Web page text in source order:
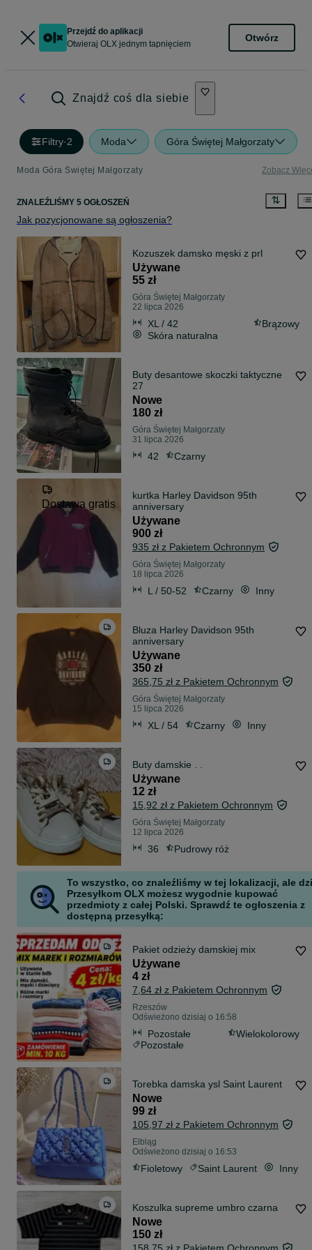
Przejdź do aplikacji
Otwieraj OLX jednym tapnięciem
Otwórz
Znajdź coś dla siebie
Filtry·2 Moda Góra Świętej Małgorzaty
Moda Góra Świętej Małgorzaty Zobacz
ZNALEŹLIŚMY 5 OGŁOSZEŃ
Jak pozycjonowane są ogłoszenia?
Kozuszek damsko męski z prl
Używane
55 zł
Góra Świętej Małgorzaty
22 lipca 2026
XL / 42
Brązowy
Skóra naturalna
Buty desantowe skoczki taktyczne
27
Nowe
180 zł
Góra Świętej Małgorzaty
31 lipca 2026
42 Czarny
Dostawa gratis
kurtka Harley Davidson 95th
anniversary
Używane
900 zł
935 zł z Pakietem Ochronnym
Góra Świętej Małgorzaty
18 lipca 2026
L / 50-52 Czarny Inny
Bluza Harley Davidson 95th
anniversary
Używane
350 zł
365,75 zł z Pakietem Ochronnym
Góra Świętej Małgorzaty
15 lipca 2026
XL / 54 Czarny Inny
Buty damskie . .
Używane
12 zł
15,92 zł z Pakietem Ochronnym
Góra Świętej Małgorzaty
12 lipca 2026
36 Pudrowy róż
To wszystko, co znaleźliśmy w tej lokalizacji, ale
Przesyłkom OLX możesz wygodnie kupować
przedmioty z całej Polski. Sprawdź te ogłoszenia z
dostępną przesyłką:
Pakiet odzieży damskiej mix
Używane
4 zł
7,64 zł z Pakietem Ochronnym
Rzeszów
Odświeżono dzisiaj o 16:58
Pozostałe
Wielokolorowy
Pozostałe
Torebka damska ysl Saint Laurent
Nowe
99 zł
105,97 zł z Pakietem Ochronnym
Elbląg
Odświeżono dzisiaj o 16:53
Fioletowy Saint Laurent Inny
Koszulka supreme umbro czarna
Nowe
150 zł